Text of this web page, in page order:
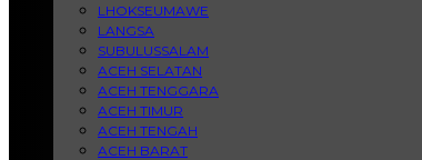
LHOKSEUMAWE
LANGSA
SUBULUSSALAM
ACEH SELATAN
ACEH TENGGARA
ACEH TIMUR
ACEH TENGAH
ACEH BARAT